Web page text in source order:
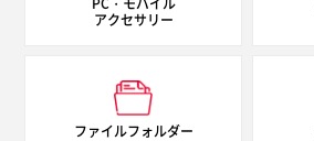
アクセサリー
ファイルフォルダー